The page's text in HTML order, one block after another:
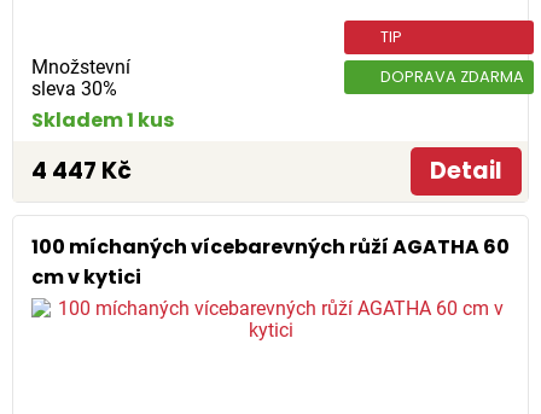
Množstevní
sleva 30%
TIP
DOPRAVA ZDARMA
Skladem 1 kus
4 447 Kč Detail
100 míchaných vícebarevných růží AGATHA 60
cm v kytici